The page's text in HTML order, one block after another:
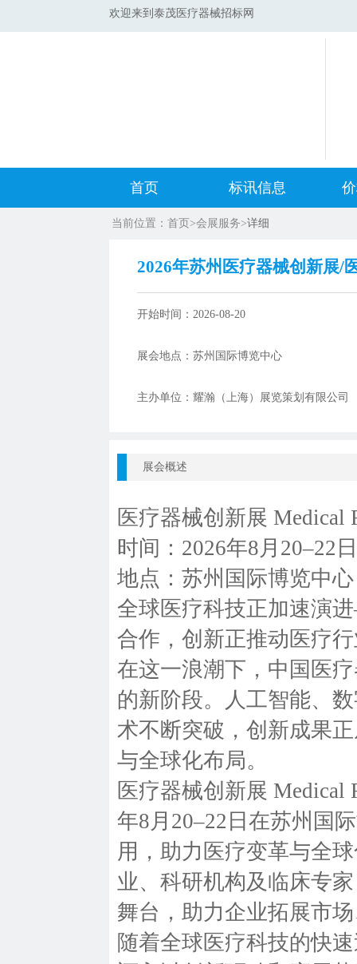
欢迎来到泰茂医疗器械招标网
首页 标讯信息
集采标讯动态
集采标讯项目
医院标讯动态
开
当前位置： 首页 >会展服务>详细
2026年苏州医疗器械创新展/
开始时间： 2026-08-20
展会地点： 苏州国际博览中心
主办单位： 耀瀚（上海）展览策划有限公司
展会概述
医疗器械创新展 Medical
时间：2026年8月20–22日
地点：苏州国际博览中心
全球医疗科技正加速演
合作，创新正推动医疗
在这一浪潮下，中国医
的新阶段。人工智能、
术不断突破，创新成果
与全球化布局。
医疗器械创新展 Medical
年8月20–22日在苏州国
用，助力医疗变革与全
业、科研机构及临床专
舞台，助力企业拓展市
随着全球医疗科技的快